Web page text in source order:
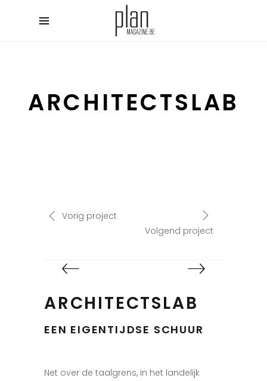
ARCHITECTSLAB
Vorig project
Volgend project
ARCHITECTSLAB
EEN EIGENTIJDSE SCHUUR
Net over de taalgrens, in het landelijk